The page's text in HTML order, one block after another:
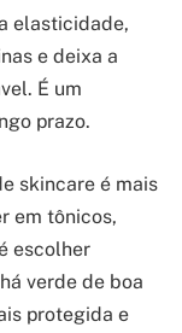
elasticidade,
e deixa a
É um
prazo.
skincare é mais
em tônicos,
escolher
verde de boa
protegida e